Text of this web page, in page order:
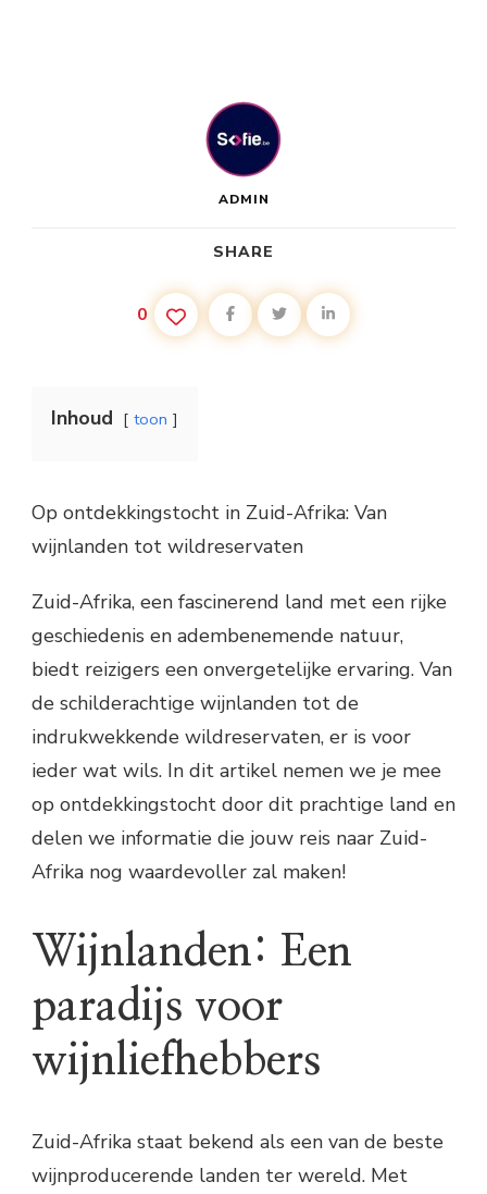
ADMIN
SHARE
0
Inhoud toon
Op ontdekkingstocht in Zuid-Afrika: Van
wijnlanden tot wildreservaten
Zuid-Afrika, een fascinerend land met een rijke
geschiedenis en adembenemende natuur,
biedt reizigers een onvergetelijke ervaring. Van
de schilderachtige wijnlanden tot de
indrukwekkende wildreservaten, er is voor
ieder wat wils. In dit artikel nemen we je mee
op ontdekkingstocht door dit prachtige land en
delen we informatie die jouw reis naar Zuid-
Afrika nog waardevoller zal maken!
Wijnlanden: Een
paradijs voor
wijnliefhebbers
Zuid-Afrika staat bekend als een van de beste
wijnproducerende landen ter wereld. Met